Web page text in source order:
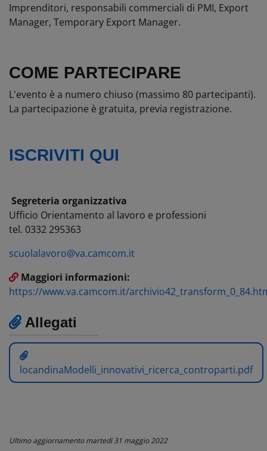
Imprenditori, responsabili commerciali di PMI, Export
Manager, Temporary Export Manager.
COME PARTECIPARE
L'evento è a numero chiuso (massimo 80 partecipanti).
La partecipazione è gratuita, previa registrazione.
ISCRIVITI QUI
Segreteria organizzativa
Ufficio Orientamento al lavoro e professioni
tel. 0332 295363
scuolalavoro@va.camcom.it
Maggiori informazioni:
https://www.va.camcom.it/
Allegati
locandinaModelli_innovativi_ricerca_controparti.pdf
Ultimo aggiornamentomartedì 31 maggio 2022